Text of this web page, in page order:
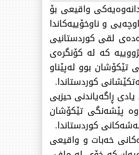
وەڵامدانەوەیەكی واقیعی بۆ
ناوچەیی و ناوخۆییەكاندا
لقی كوردستانیی
كە لە كۆنگرەی
تێكۆشان بوو لەپێناو
كوردستاندا.
یادی ڕاگەیاندنی حیزبی
پێشەنگی تێكۆشان
كوردستاندا.
خەبات و واقیعی